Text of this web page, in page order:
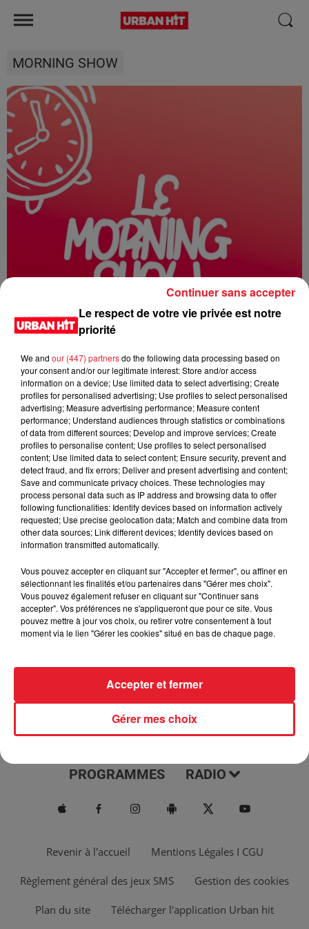
MORNING SHOW
0:00 1 min 18 sec
11 mai 2026 - 1 min 18 sec
MORNING SHOW 07H15 du 08.05.2026
Le Morning Show
ACTUS MUSIQUES
PROGRAMMES RADIO
Revenir à l'accueil Mentions Légales I CGU
Règlement général des jeux SMS Gestion des cookies
Plan du site Télécharger l'application Urban hit
Le respect de votre vie privée est notre
priorité
We and our (447) partnersdo the following data processing based on
your consent and/or our legitimate interest: Store and/or access
information on a device; Use limited data to select advertising; Create
profiles for personalised advertising; Use profiles to select personalised
advertising; Measure advertising performance; Measure content
performance; Understand audiences through statistics or combinations
of data from different sources; Develop and improve services; Create
profiles to personalise content; Use profiles to select personalised
content; Use limited data to select content; Ensure security, prevent and
detect fraud, and fix errors; Deliver and present advertising and content;
Save and communicate privacy choices. These technologies may
process personal data such as IP address and browsing data to offer
following functionalities: Identify devices based on information actively
requested; Use precise geolocation data; Match and combine data from
other data sources; Link different devices; Identify devices based on
information transmitted automatically.
Vous pouvez accepter en cliquant sur "Accepter et fermer", ou affiner en
sélectionnant les finalités et/ou partenaires dans "Gérer mes choix".
Vous pouvez également refuser en cliquant sur "Continuer sans
accepter". Vos préférences ne s'appliqueront que pour ce site. Vous
pouvez mettre à jour vos choix, ou retirer votre consentement à tout
moment via le lien "Gérer les cookies" situé en bas de chaque page.
Gérer mes choix
Accepter et fermer
Continuer sans accepter